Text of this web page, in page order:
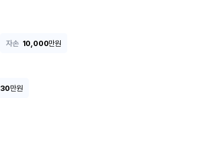
자손 10,000만원
30만원